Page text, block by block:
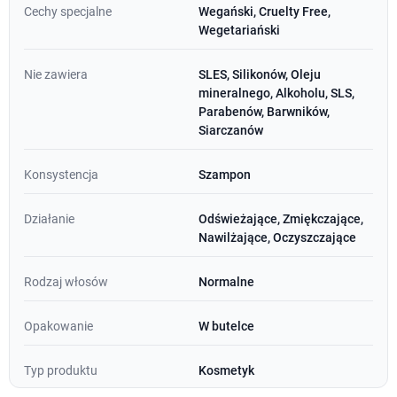
Cechy specjalne
Wegański, Cruelty Free,
Wegetariański
Nie zawiera
SLES, Silikonów, Oleju
mineralnego, Alkoholu, SLS,
Parabenów, Barwników,
Siarczanów
Konsystencja Szampon
Działanie
Odświeżające, Zmiękczające,
Nawilżające, Oczyszczające
Rodzaj włosów Normalne
Opakowanie W butelce
Typ produktu Kosmetyk